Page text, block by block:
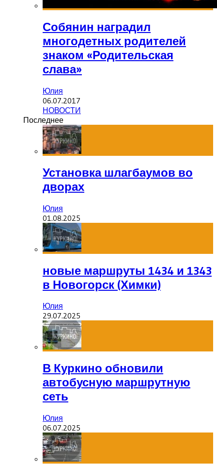
Собянин наградил
многодетных родителей
знаком «Родительская
слава»
Юлия
06.07.2017
НОВОСТИ
Последнее
Установка шлагбаумов во
дворах
Юлия
01.08.2025
новые маршруты 1434 и 1343
в Новогорск (Химки)
Юлия
29.07.2025
В Куркино обновили
автобусную маршрутную
сеть
Юлия
06.07.2025